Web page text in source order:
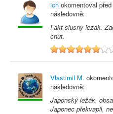
ich okomentoval před
následovně:
Fakt slusny lezak.
chut.
6
Vlastimil M.
následovně:
Japonský ležák,
Japonec překvapil,